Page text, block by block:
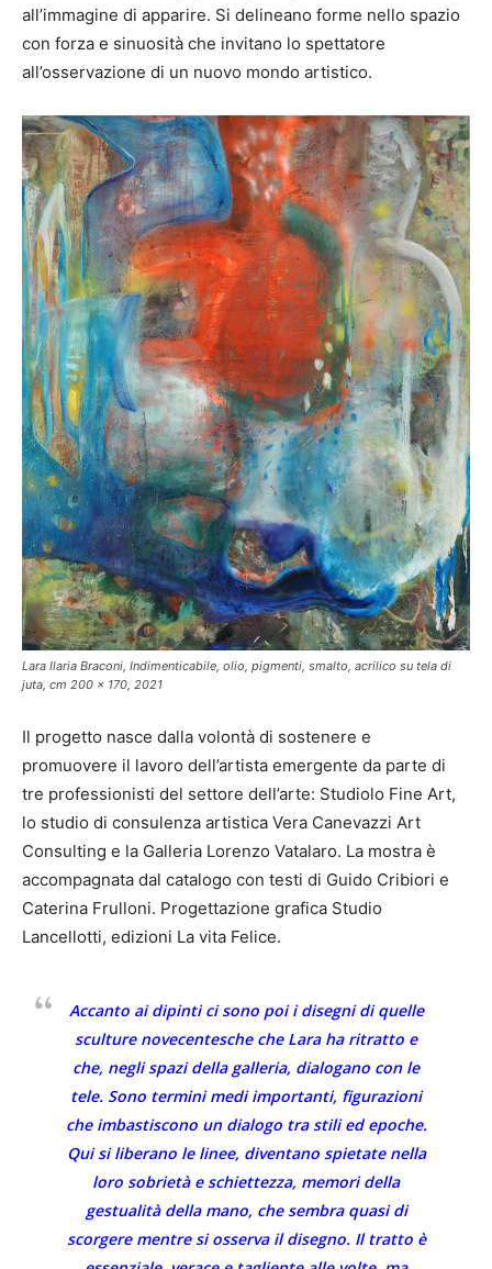
all’immagine di apparire. Si delineano forme nello spazio
con forza e sinuosità che invitano lo spettatore
all’osservazione di un nuovo mondo artistico.
Lara Ilaria Braconi, Indimenticabile, olio, pigmenti, smalto, acrilico su tela di
juta, cm 200 x 170, 2021
Il progetto nasce dalla volontà di sostenere e
promuovere il lavoro dell’artista emergente da parte di
tre professionisti del settore dell’arte: Studiolo Fine Art,
lo studio di consulenza artistica Vera Canevazzi Art
Consulting e la Galleria Lorenzo Vatalaro. La mostra è
accompagnata dal catalogo con testi di Guido Cribiori e
Caterina Frulloni. Progettazione grafica Studio
Lancellotti, edizioni La vita Felice.
Accanto ai dipinti ci sono poi i disegni di quelle
sculture novecentesche che Lara ha ritratto e
che, negli spazi della galleria, dialogano con le
tele. Sono termini medi importanti, figurazioni
che imbastiscono un dialogo tra stili ed epoche.
Qui si liberano le linee, diventano spietate nella
loro sobrietà e schiettezza, memori della
gestualità della mano, che sembra quasi di
scorgere mentre si osserva il disegno. Il tratto è